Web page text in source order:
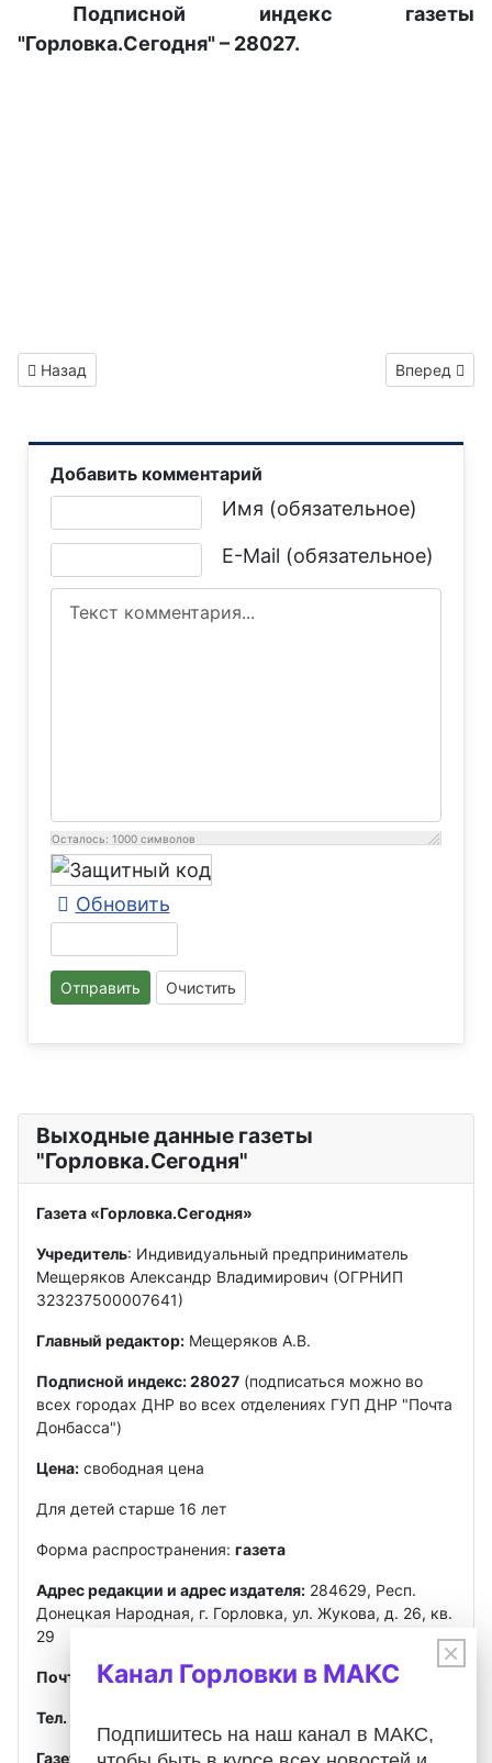
Подписной индекс газеты
"Горловка.Сегодня" – 28027.
Предыдущий: Газета "Горловка.Сегодня" выпуск №62
Назад Следующий:
Вперед
Добавить комментарий
Имя (обязательное)
E-Mail (обязательное)
Текст комментария
Осталось: 1000 символов
Обновить
Отправить Очистить
Выходные данные газеты
"Горловка.Сегодня"
Газета «Горловка.Сегодня»
Учредитель: Индивидуальный предприниматель
Мещеряков Александр Владимирович (ОГРНИП
323237500007641)
Главный редактор: Мещеряков А.В.
Подписной индекс: 28027 (подписаться можно во
всех городах ДНР во всех отделениях ГУП ДНР "Почта
Донбасса")
Цена: свободная цена
Для детей старше 16 лет
Форма распространения: газета
Адрес редакции и адрес издателя: 284629, Респ.
Донецкая Народная, г. Горловка, ул. Жукова, д. 26, кв.
29
Почта gorlovkasegodnya@ya.ru
Тел. ред.:
Газета зарегистрированаФедеральной службой по
×
Канал Горловки в МАКС
Подпишитесь на наш канал в МАКС,